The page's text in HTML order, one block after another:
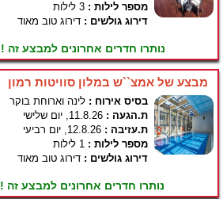
מספר לילות :
דירוג גולשים : דירוג טוב מאוד
נותרו חדרים אחרונים למבצע זה !
מבצע של אמצ``ש במלון סוויטות רמון
בסיס אירוח : לינה וארוחת בוקר
ת.הגעה :
ת.עזיבה :
מספר לילות :
דירוג גולשים : דירוג טוב מאוד
נותרו חדרים אחרונים למבצע זה !